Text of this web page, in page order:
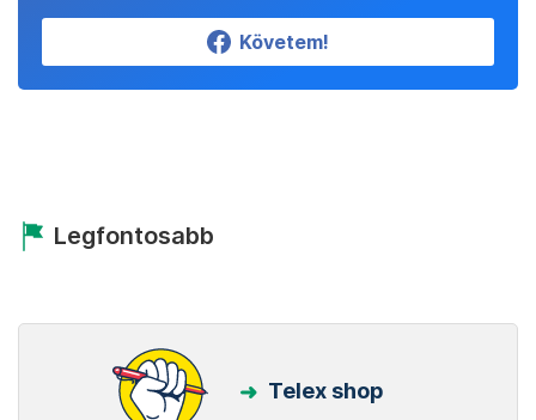
Követem!
Legfontosabb
Telex shop